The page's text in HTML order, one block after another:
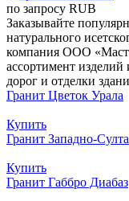
по запросу RUB
Заказывайте
натурального
компания ООО
ассортимент изделий
дорог и отделки
Гранит Цветок Урала
Купить
Гранит Западно-
Купить
Гранит Габбро Диабаз